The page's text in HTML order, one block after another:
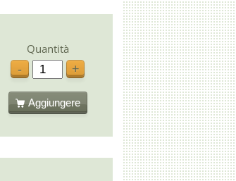
Quantità
-
+
Aggiungere